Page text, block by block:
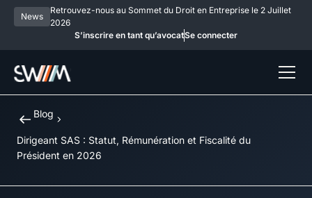
News
Retrouvez-nous au Sommet du Droit en Entreprise le 2 Juillet
2026
S’inscrire en tant qu’avocatSe connecter
Blog
Dirigeant SAS : Statut, Rémunération et Fiscalité du
Président en 2026